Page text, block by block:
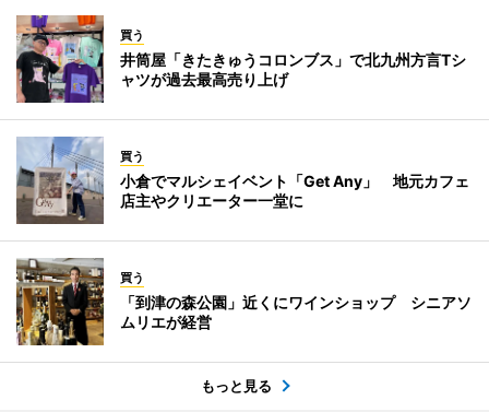
買う
井筒屋「きたきゅうコロンブス」で北九州方言Tシ
ャツが過去最高売り上げ
買う
小倉でマルシェイベント「Get Any」 地元カフェ
店主やクリエーター一堂に
買う
「到津の森公園」近くにワインショップ シニアソ
ムリエが経営
もっと見る